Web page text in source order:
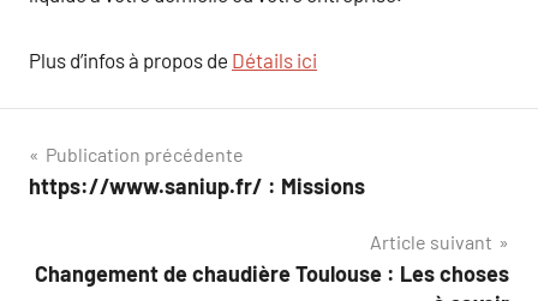
Plus d’infos à propos de Détails ici
Navigation
de
Publication précédente
https://www.saniup.fr/ : Missions
Article suivant
Changement de chaudière Toulouse : Les choses